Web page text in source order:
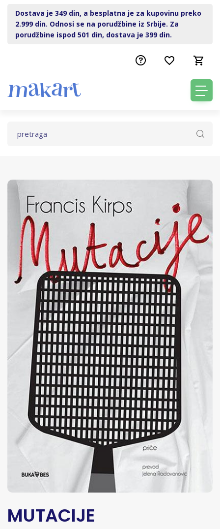
Dostava je 349 din, a besplatna je za kupovinu preko
2.999 din. Odnosi se na porudžbine iz Srbije. Za
porudžbine ispod 501 din, dostava je 399 din.
MUTACIJE